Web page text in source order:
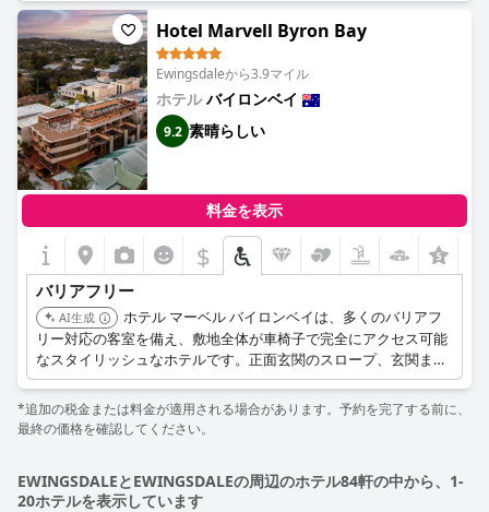
Hotel Marvell Byron Bay
Ewingsdaleから3.9マイル
ホテルバイロンベイ
9.2 素晴らしい
料金を表示
$
バリアフリー
AI生成
ホテル マーベル バイロンベイは、多くのバリアフ
リー対応の客室を備え、敷地全体が車椅子で完全にアクセス可能
なスタイリッシュなホテルです。正面玄関のスロープ、玄関まで
の段差のない通路、2台分の専用スペースがある車椅子対応駐車
場、そして車椅子対応のコンシェルジュデスク、プール、レスト
ランを完備しています。
*追加の税金または料金が適用される場合があります。予約を完了する前に、
最終の価格を確認してください。
EWINGSDALEとEWINGSDALEの周辺のホテル84軒の中から、1-
20ホテルを表示しています